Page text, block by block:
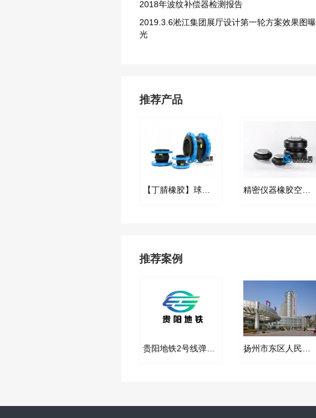
2018年波纹补偿器检测报告
2019.3.6淞江集团展厅设计第一轮方案效果图曝
光
推荐产品
精密仪器橡胶空气弹簧隔振器
推荐案例
贵阳地铁2号线弹簧减震器合同项目 扬州市东区人民医院4号楼弹簧减振器案例